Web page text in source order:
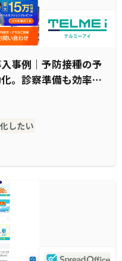
事例｜予防接種の予
。診察準備も効率化
ズに。
したい